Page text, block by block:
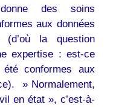
des soins
aux données
la question
expertise : est-ce
conformes aux
» Normalement,
en état », c’est-à-